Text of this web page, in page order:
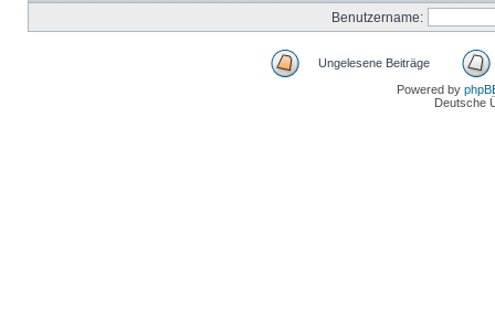
Benutzername:
Ungelesene Beiträge
Powered by
Deutsche